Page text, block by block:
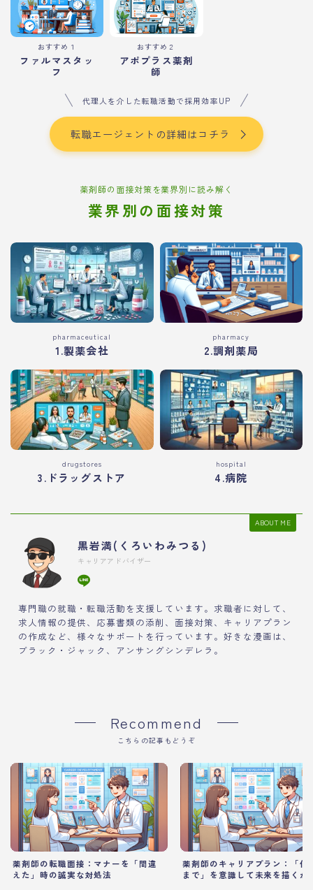
おすすめ１
ファルマスタッ
フ
おすすめ２
アポプラス薬剤
師
代理人を介した転職活動で採用効率UP
転職エージェントの詳細はコチラ
薬剤師の面接対策を業界別に読み解く
業界別の面接対策
pharmaceutical
1.製薬会社
pharmacy
2.調剤薬局
drugstores
3.ドラッグストア
hospital
4.病院
ABOUT ME
黒岩満(くろいわみつる)
キャリアアドバイザー
専門職の就職・転職活動を支援しています。求職者に対して、
求人情報の提供、応募書類の添削、面接対策、キャリアプラン
の作成など、様々なサポートを行っています。好きな漫画は、
ブラック・ジャック、アンサングシンデレラ。
Recommend
こちらの記事もどうぞ
薬剤師の転職面接：マナーを「間違
えた」時の誠実な対処法
薬剤師のキャリアプラン：「何
まで」を意識して未来を描くか